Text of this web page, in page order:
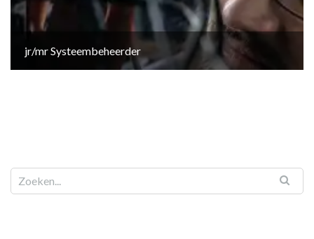
jr/mr Systeembeheerder
Zoeken naar: